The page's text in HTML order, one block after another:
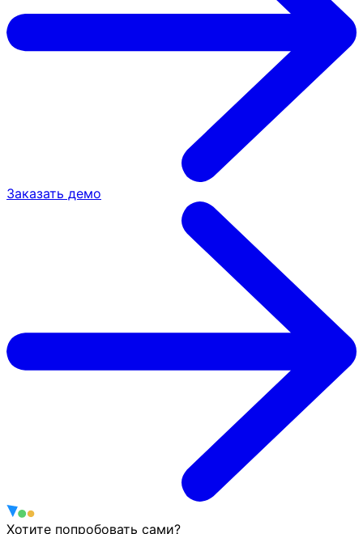
Заказать демо
Хотите попробовать сами?